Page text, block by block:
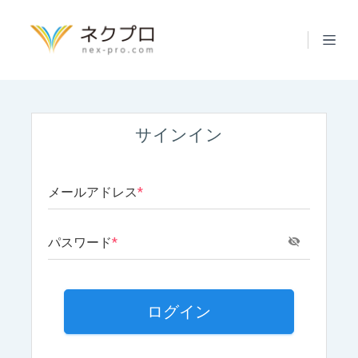
サインイン
メールアドレス*
パスワード*
ログイン